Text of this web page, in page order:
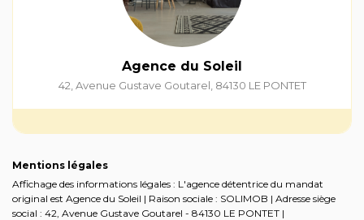
Agence du Soleil
42, Avenue Gustave Goutarel 84130 LE PONTET
Mentions légales
Affichage des informations légales : L'agence détentrice du mandat
original est Agence du Soleil | Raison sociale : SOLIMOB | Adresse siège
social : 42, Avenue Gustave Goutarel - 84130 LE PONTET |